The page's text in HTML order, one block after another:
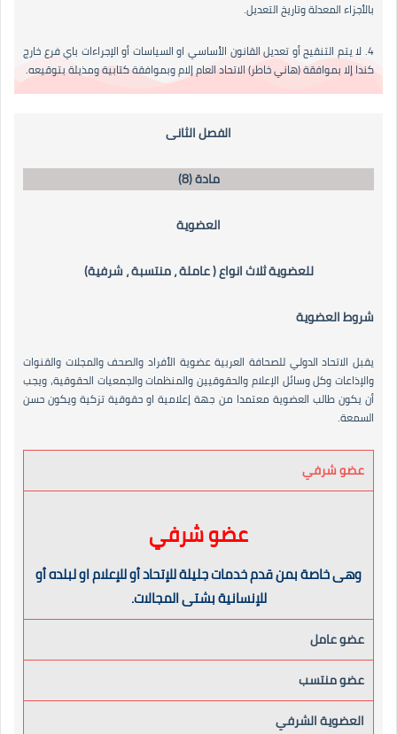
بالأجزاء المعدلة وتاريخ التعديل.
4. لا يتم التنقيح أو تعديل القانون الأساسي او السياسات أو الإجراءات باي فرع خارج
كندا إلا بموافقة (هاني خاطر) الاتحاد العام إلام وبموافقة كتابية ومذيلة بتوقيعه.
الفصل الثانى
مادة (8)
العضوية
للعضوية ثلاث انواع ( عاملة ، منتسبة ، شرفية)
شروط العضوية
يقبل الاتحاد الدولي للصحافة العربية عضوية الأفراد والصحف والمجلات والقنوات
والإذاعات وكل وسائل الإعلام والحقوقيين والمنظمات والجمعيات الحقوقية، ويجب
أن يكون طالب العضوية معتمدا من جهة إعلامية او حقوقية تزكية ويكون حسن
السمعة.
عضو شرفي
عضو شرفي
وهى خاصة بمن قدم خدمات جليلة للإتحاد أو للإعلام او لبلده أو
للإنسانية بشتى المجالات.
عضو عامل
عضو منتسب
العضوية الشرفي